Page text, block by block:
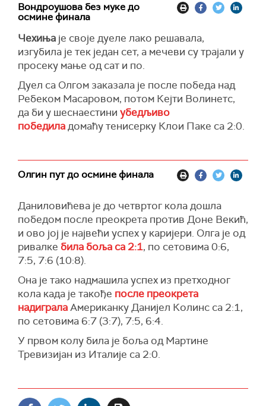
Вондроушова без муке до
осмине финала
Чехиња је своје дуеле лако решавала,
изгубила је тек један сет, а мечеви су трајали у
просеку мање од сат и по.
Дуел са Олгом заказала је после победа над
Ребеком Масаровом, потом Кејти Волинетс,
да би у шеснаестини убедљиво
победиладомаћу тенисерку Клои Паке са 2:0.
Олгин пут до осмине финала
Даниловићева је до четвртог кола дошла
победом после преокрета против Доне Векић,
и ово јој је највећи успех у каријери. Олга је од
ривалке била боља са 2:1, по сетовима 0:6,
7:5, 7:6 (10:8).
Она је тако надмашила успех из претходног
кола када је такође после преокрета
надигралаАмериканку Данијел Колинс са 2:1,
по сетовима 6:7 (3:7), 7:5, 6:4.
У првом колу била је боља од Мартине
Тревизијан из Италије са 2:0.